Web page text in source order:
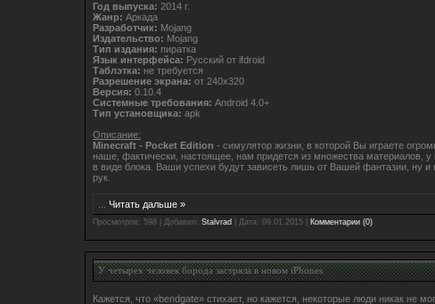
Год выпуска: 2014 г.
Жанр: Аркада
Разработчик: Mojang
Издательство: Mojang
Тип издания: пиратка
Язык интерфейса: Русский от ifdroid
Таблэтка: не требуется
Разрешение экрана: от 240х320
Версия: 0.10.4
Системные требования: Android 4.0+
Тип установщика: apk
Описание:
Minecraft - Pocket Edition - симулятор жизни, в которой Вы играете
наше, фактически, настоящее, нам придется из множества материалов,
в виде блока. Ваши успехи будут зависеть лишь от Вашей фантазии, ну
рук.
Читать дальше »
Просмотров: 598 | Добавил: Stalvrad | Дата: 09.01.2015 Комментарии (0)
У четырех человек борода застряла в новом iPhones
Кажется, что «bendgate» стихает, но кажется, некоторые люди никак не